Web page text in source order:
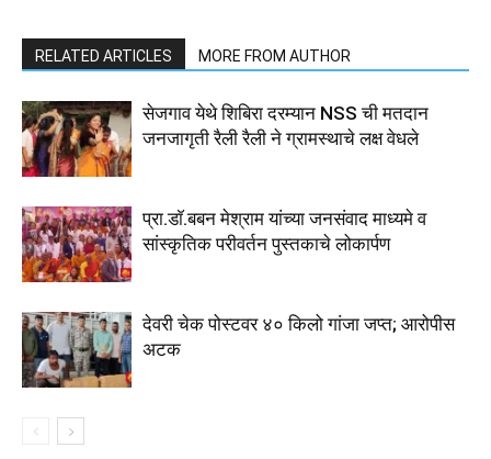
RELATED ARTICLES MORE FROM AUTHOR
सेजगाव येथे शिबिरा दरम्यान NSS ची मतदान
जनजागृती रैली रैली ने ग्रामस्थाचे लक्ष वेधले
प्रा.डाॅ.बबन मेश्राम यांच्या जनसंवाद माध्यमे व
सांस्कृतिक परीवर्तन पुस्तकाचे लोकार्पण
देवरी चेक पोस्टवर ४० किलो गांजा जप्त; आरोपीस
अटक